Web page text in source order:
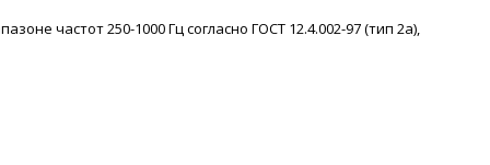
частот 250-1000 Гц согласно ГОСТ 12.4.002-97 (тип 2а),